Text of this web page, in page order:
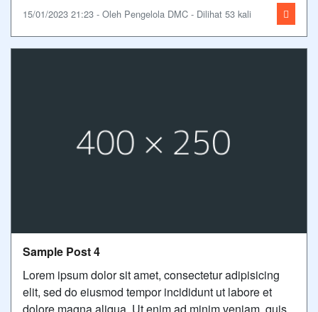
15/01/2023 21:23 - Oleh Pengelola DMC - Dilihat 53 kali
Sample Post 4
Lorem ipsum dolor sit amet, consectetur adipisicing
elit, sed do eiusmod tempor incididunt ut labore et